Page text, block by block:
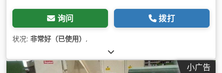
询问 拨打
状况: 非常好（已使用） ,
小广告